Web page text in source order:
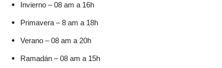
Invierno – 08 am a 16h
Primavera – 8 am a 18h
Verano – 08 am a 20h
Ramadán – 08 am a 15h